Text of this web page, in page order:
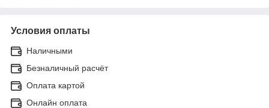
Условия оплаты
Наличными
Безналичный расчёт
Оплата картой
Онлайн оплата